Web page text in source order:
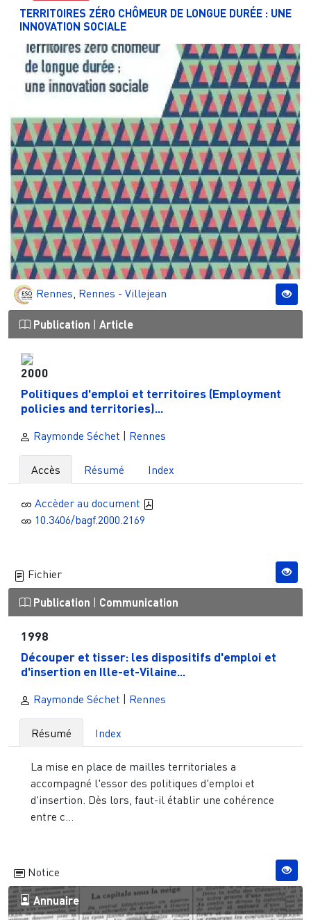
TERRITOIRES ZÉRO CHÔMEUR DE LONGUE DURÉE : UNE
INNOVATION SOCIALE
Rennes, Rennes - Villejean
Publication Article
2000
Politiques d'emploi et territoires (Employment
policies and territories)...
Raymonde Séchet Rennes
Accès Résumé Index
Accèder au document
10.3406/bagf.2000.2169
Fichier
Publication Communication
1998
Découper et tisser: les dispositifs d'emploi et
d'insertion en Ille-et-Vilaine...
Raymonde Séchet | Rennes
Résumé Index
La mise en place de mailles territoriales a
accompagné l'essor des politiques d'emploi et
d'insertion. Dès lors, faut-il établir une cohérence
entre c...
Notice
Annuaire